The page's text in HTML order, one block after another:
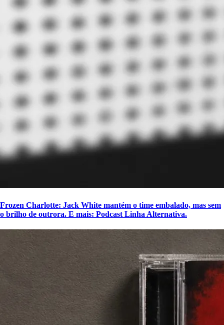
Frozen Charlotte: Jack White mantém o time embalado, mas sem
o brilho de outrora. E mais: Podcast Linha Alternativa.